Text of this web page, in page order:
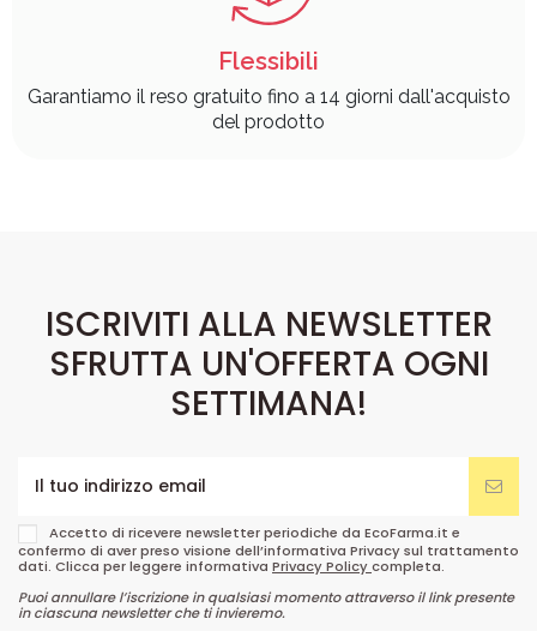
Flessibili
Garantiamo il reso gratuito fino a 14 giorni dall'acquisto
del prodotto
ISCRIVITI ALLA NEWSLETTER
SFRUTTA UN'OFFERTA OGNI
SETTIMANA!
Accetto di ricevere newsletter periodiche da EcoFarma.it e
confermo di aver preso visione dell’informativa Privacy sul trattamento
dati. Clicca per leggere informativa Privacy Policycompleta.
Puoi annullare l’iscrizione in qualsiasi momento attraverso il link presente
in ciascuna newsletter che ti invieremo.